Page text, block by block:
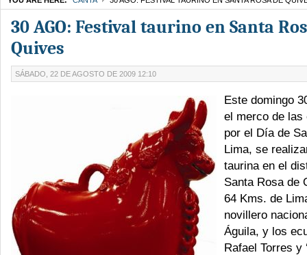
30 AGO: Festival taurino en Santa
Quives
SÁBADO, 22 DE AGOSTO DE 2009 12:10
Este domingo
el merco de las
por el Día de
Lima, se
taurina en el
Santa Rosa de
64 Kms. de
novillero
Águila, y los
Rafael Torres y